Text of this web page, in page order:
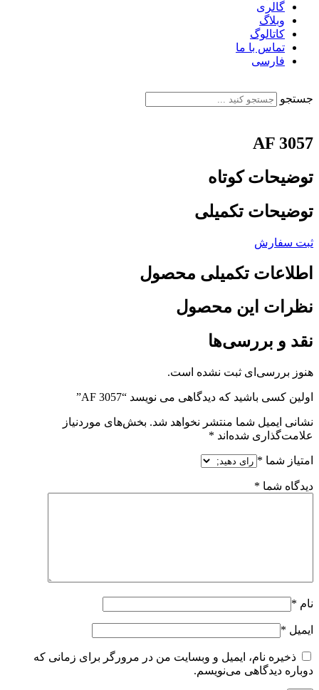
گالری
وبلاگ
کاتالوگ
تماس با ما
فارسی
جستجو
AF 3057
توضیحات کوتاه
توضیحات تکمیلی
ثبت سفارش
اطلاعات تکمیلی محصول
نظرات این محصول
نقد و بررسی‌ها
هنوز بررسی‌ای ثبت نشده است.
اولین کسی باشید که دیدگاهی می نویسد “AF 3057”
نشانی ایمیل شما منتشر نخواهد شد. بخش‌های موردنیاز
علامت‌گذاری شده‌اند *
امتیاز شما *
دیدگاه شما *
نام *
ایمیل *
ذخیره نام، ایمیل و وبسایت من در مرورگر برای زمانی که
دوباره دیدگاهی می‌نویسم.